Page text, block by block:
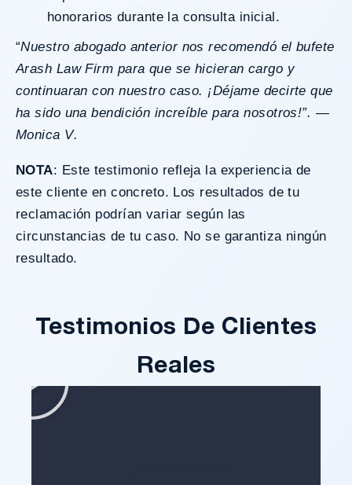
honorarios durante la consulta inicial.
“Nuestro abogado anterior nos recomendó el bufete
Arash Law Firm para que se hicieran cargo y
continuaran con nuestro caso. ¡Déjame decirte que
ha sido una bendición increíble para nosotros!”. —
Monica V.
NOTA: Este testimonio refleja la experiencia de
este cliente en concreto. Los resultados de tu
reclamación podrían variar según las
circunstancias de tu caso. No se garantiza ningún
resultado.
Testimonios De Clientes
Reales